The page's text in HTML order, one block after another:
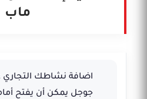
ماب
اضافة نشاطك التجاري
جوجل يمكن أن يفتح